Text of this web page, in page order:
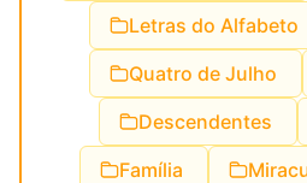
Letras do Alfabeto
Quatro de Julho
Descendentes
Família